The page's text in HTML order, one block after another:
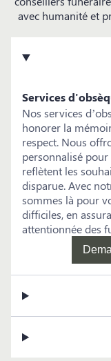
avec humanité et
Services
Nos services
honorer la
respect. Nous
personnalisé
reflètent les
disparue. Avec
sommes là pour
difficiles, en
attentionnée des